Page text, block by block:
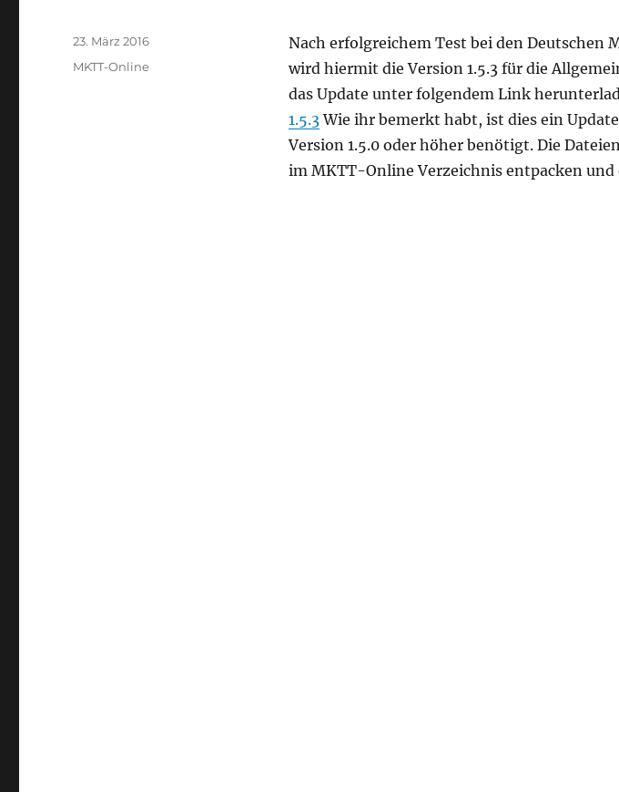
Nach erfolgreichem Test bei den Deutschen
wird hiermit die Version 1.5.3 für die
das Update unter folgendem Link
1.5.3Wie ihr bemerkt habt, ist dies ein
Version 1.5.0 oder höher benötigt. Die
im MKTT-Online Verzeichnis entpacken
Veröffentlicht
am
23. März 2016
Kategorien
MKTT-Online